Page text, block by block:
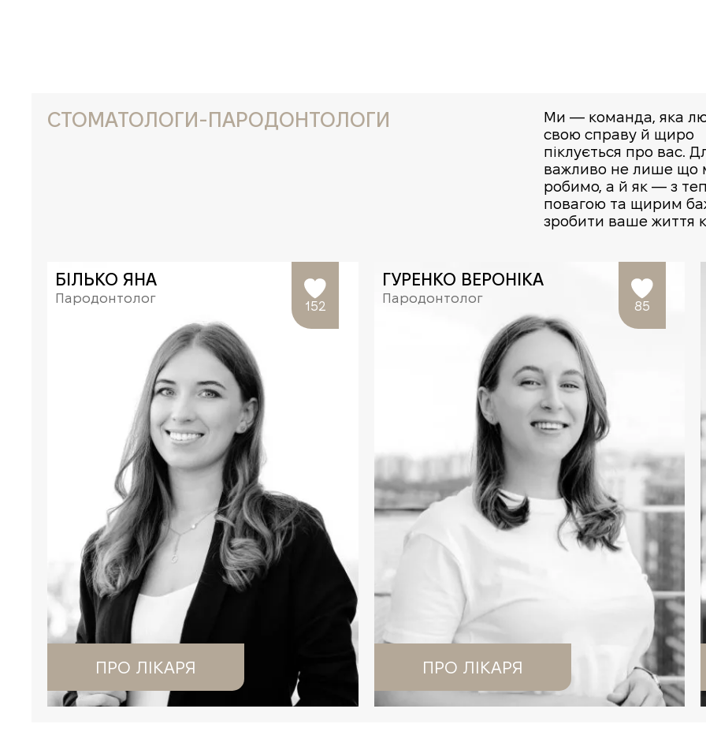
СТОМАТОЛОГИ-ПАРОДОНТОЛОГИ
Ми — команда, яка
свою справу й щиро
піклується про вас.
важливо не лише що
робимо, а й як — з
повагою та щирим
зробити ваше життя
БІЛЬКО ЯНА
Пародонтолог
152
ПРО ЛІКАРЯ
ГУРЕНКО ВЕРОНІКА
Пародонтолог
85
ПРО ЛІКАРЯ